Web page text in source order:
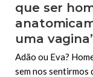
que ser
uma
Adão ou Eva?
sem nos sentirmos